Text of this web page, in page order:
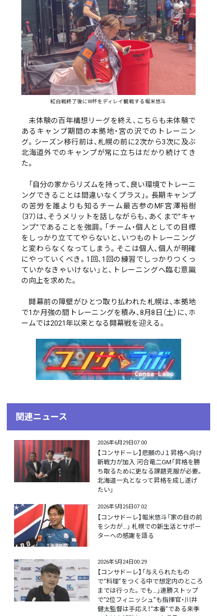
紅白戦終了後にW杯をディレイ観戦する堀米悠斗
未体験の百年構想リーグを終え、こちらも未体験で
あるキャンプ期間の本拠地・宮の沢でのトレーニン
グ。シーズン移行前は、札幌の前に2次から3次に及ぶ
北海道外でのキャンプが常に立ちはだかり続けてき
た。
「自分の家からリズムを持って、良い環境でトレーニ
ングできることは間違いなくプラス」。長期キャンプ
の苦労を誰よりも知るチーム最古参のMF宮澤裕樹
（37）は、そうメリットを話しながらも、あくまで”キャ
ンプ”であることを強調。「チーム・個人としての目標
をしっかり立ててやらないと、いつものトレーニング
と変わらなくなってしまう。そこは個人、個人が明確
にやっていくべき。1回、1回の練習でしっかりつくっ
ていかなきゃいけない」と、トレーニングへ臨む意識
の向上を求めた。
開幕前の障壁がひとつ取り払われた札幌は、本拠地
で1か月強の間トレーニングを積み、8月8日（土）に、ホ
ームでは2021年以来となる開幕戦を迎える。
関連ニュース
2026年6月29日07:00
【コンサドーレ】悲願のJ１昇格へ向け
新戦力が加入 河合竜二GM「昇格を勝
ち取るために更なる課題克服が必要。
北海道一丸となって昇格を成し遂げ
たい」
2026年5月25日07:02
【コンサドーレ】堀米悠斗「家の目の前
をシカが…」 札幌での新生活とサポー
ターへの感謝を語る
2026年5月24日00:29
【コンサドーレ】「与えられたもの
で“料理”をつくる中で想定内のところ
までは行った。でも…」連勝ストップ
で”2位フィニッシュ”も指揮官・川井
健太監督は手応え！“本番”である来季